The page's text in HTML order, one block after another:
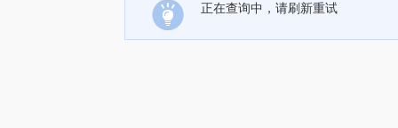
正在查询中，请刷新重试